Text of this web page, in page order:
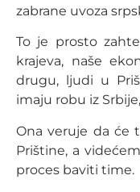
zabrane uvoza
To je prosto
krajeva, naše
drugu, ljudi u
imaju robu iz
Ona veruje da će
Prištine, a
proces baviti time.